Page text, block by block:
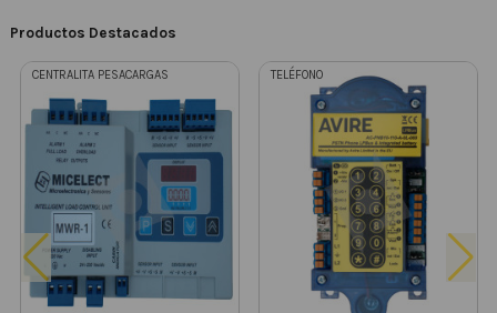
Productos Destacados
CENTRALITA PESACARGAS TELÉFONO